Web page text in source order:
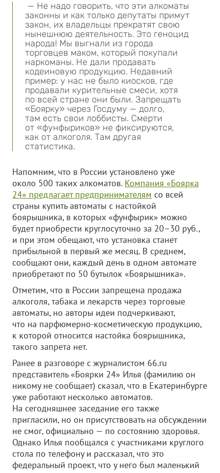
— Не надо говорить, что эти алкоматы
законны и как только депутаты примут
закон, их владельцы прекратят свою
нынешнюю деятельность. Это геноцид
народа! Мы выгнали из города
торговцев маком, который покупали
наркоманы. Не дали продавать
кодеиновую продукцию. Недавний
пример: у нас не было киосков, где
продавали курительные смеси, хотя
по всей стране они были. Запрещать
«Боярку» через Госдуму — долго,
там есть свои лоббисты. Смерти
от «фунфыриков» не фиксируются,
как от алкоголя. Там другая
статистика.
Напомним, что в России установлено уже
около 500 таких алкоматов. Компания «Боярка
24» предлагает предпринимателям со всей
страны купить автоматы с настойкой
боярышника, в которых «фунфырик» можно
будет приобрести круглосуточно за 20–30 руб.,
и при этом обещают, что установка станет
прибыльной в первый же месяц. В среднем,
сообщают они, каждый день в одном автомате
приобретают по 50 бутылок «Боярышника».
Отметим, что в России запрещена продажа
алкоголя, табака и лекарств через торговые
автоматы, но авторы идеи подчеркивают,
что на парфюмерно-косметическую продукцию,
к которой относится настойка боярышника,
такого запрета нет.
Ранее в разговоре с журналистом 66.ru
представитель «Боярки 24» Илья (фамилию он
никому не сообщает) сказал, что в Екатеринбурге
уже работают несколько автоматов.
На сегодняшнее заседание его также
пригласили, но он присутствовать на обсуждении
не смог, официально — по состоянию здоровья.
Однако Илья пообщался с участниками круглого
стола по телефону и рассказал, что это
федеральный проект, что у него был маленький